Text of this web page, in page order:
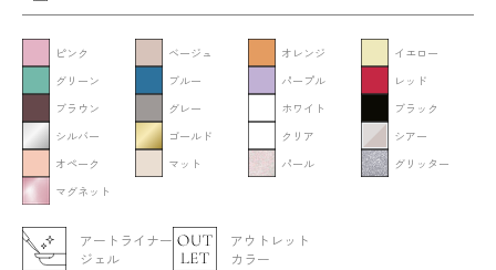
ピンク ベージュ オレンジ
イエロー
グリーン
ブルー パープル
レッド
ブラウン
グレー ホワイト
ブラック
シルバー
ゴールド クリア
シアー
オペーク
マット パール
グリッター
マグネット
アートライナー
ジェル
アウトレット
カラー